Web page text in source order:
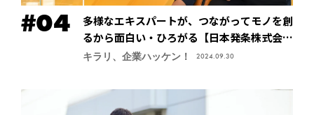
多様なエキスパートが、つながってモノを創
るから面白い・ひろがる【日本発条株式会社
（ニッパツ）】
キラリ、企業ハッケン！ 2024.09.30